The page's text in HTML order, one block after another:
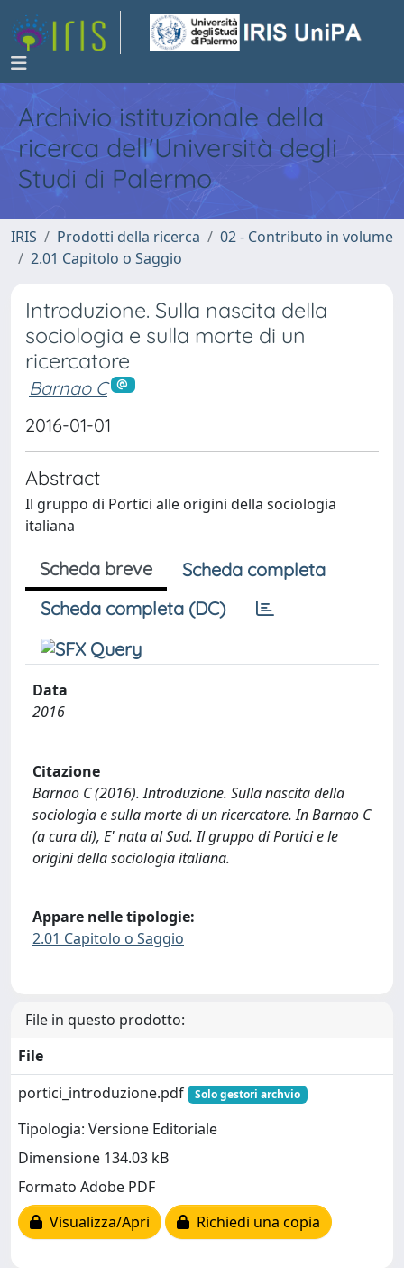
Archivio istituzionale della
ricerca dell'Università degli
Studi di Palermo
IRIS Prodotti della ricerca
02 - Contributo in volume
2.01 Capitolo o Saggio
Introduzione. Sulla nascita della
sociologia e sulla morte di un
ricercatore
Barnao C
2016-01-01
Abstract
Il gruppo di Portici alle origini della sociologia
italiana
Scheda breve
Scheda completa
Scheda completa (DC)
Data
2016
Citazione
Barnao C (2016). Introduzione. Sulla nascita della
sociologia e sulla morte di un ricercatore. In Barnao C
(a cura di), E' nata al Sud. Il gruppo di Portici e le
origini della sociologia italiana.
Appare nelle tipologie:
2.01 Capitolo o Saggio
File in questo prodotto:
File
portici_introduzione.pdf
Solo gestori archvio
Tipologia: Versione Editoriale
Dimensione 134.03 kB
Formato Adobe PDF
Visualizza/Apri
Richiedi una copia